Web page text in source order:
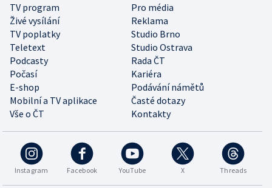
TV program
Pro média
Živé vysílání
Reklama
TV poplatky
Studio Brno
Teletext
Studio Ostrava
Podcasty
Rada ČT
Počasí
Kariéra
E-shop
Podávání námětů
Mobilní a TV aplikace
Časté dotazy
Vše o ČT
Kontakty
Instagram Facebook YouTube X Threads